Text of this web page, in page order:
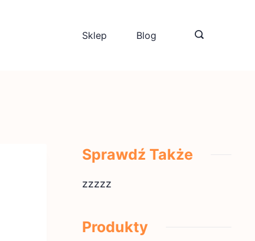
Sklep Blog
Sprawdź Także
zzzzz
Produkty